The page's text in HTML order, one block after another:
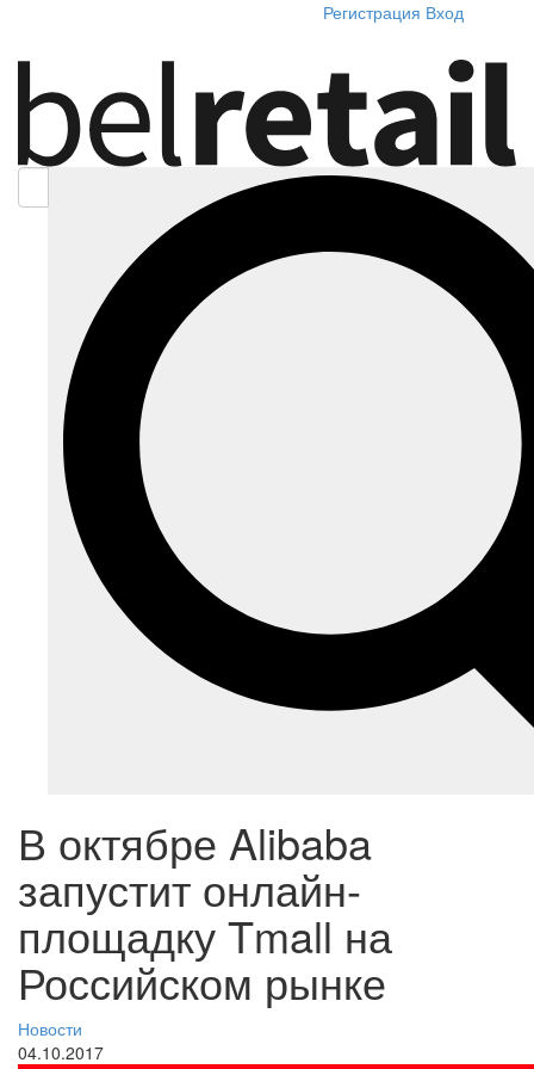
Регистрация Вход
В октябре Alibaba
запустит онлайн-
площадку Tmall на
Российском рынке
Новости
04.10.2017